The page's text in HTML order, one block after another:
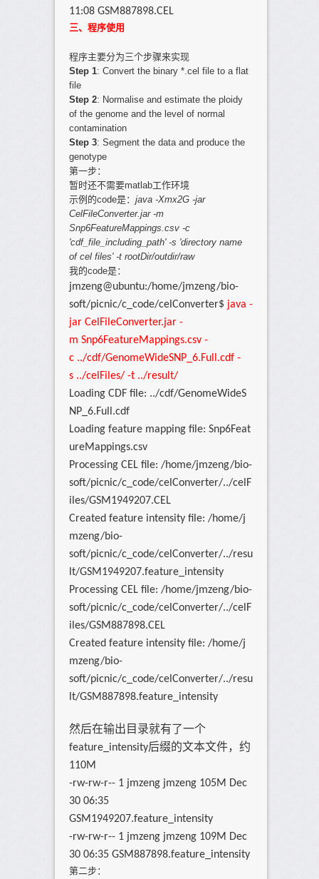
11:08 GSM887898.CEL
三、程序使用
程序主要分为三个步骤来实现
Step 1: Convert the binary *.cel file to a flat
file
Step 2: Normalise and estimate the ploidy
of the genome and the level of normal
contamination
Step 3: Segment the data and produce the
genotype
第一步：
暂时还不需要matlab工作环境
示例的code是： java -Xmx2G -jar
CelFileConverter.jar -m
Snp6FeatureMappings.csv -c
'cdf_file_including_path' -s 'directory name
of cel files' -t rootDir/outdir/raw
我的code是：
jmzeng@ubuntu:/home/jmzeng/bio-
soft/picnic/c_code/celConverter$ java -
jar CelFileConverter.jar -
m Snp6FeatureMappings.csv -
c ../cdf/GenomeWideSNP_6.Full.cdf -
s ../celFiles/ -t ../result/
Loading CDF file: ../cdf/GenomeWideS
NP_6.Full.cdf
Loading feature mapping file: Snp6Feat
ureMappings.csv
Processing CEL file: /home/jmzeng/bio-
soft/picnic/c_code/celConverter/../celF
iles/GSM1949207.CEL
Created feature intensity file: /home/j
mzeng/bio-
soft/picnic/c_code/celConverter/../resu
lt/GSM1949207.feature_intensity
Processing CEL file: /home/jmzeng/bio-
soft/picnic/c_code/celConverter/../celF
iles/GSM887898.CEL
Created feature intensity file: /home/j
mzeng/bio-
soft/picnic/c_code/celConverter/../resu
lt/GSM887898.feature_intensity
然后在输出目录就有了一个
feature_intensity后缀的文本文件，约
110M
-rw-rw-r-- 1 jmzeng jmzeng 105M Dec
30 06:35
GSM1949207.feature_intensity
-rw-rw-r-- 1 jmzeng jmzeng 109M Dec
30 06:35 GSM887898.feature_intensity
第二步：